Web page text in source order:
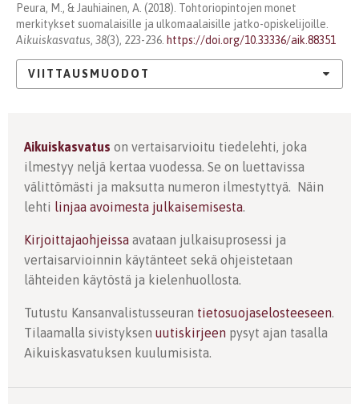
Peura, M., & Jauhiainen, A. (2018). Tohtoriopintojen monet
merkitykset suomalaisille ja ulkomaalaisille jatko-opiskelijoille.
Aikuiskasvatus, 38(3), 223-236. https://doi.org/10.33336/aik.88351
VIITTAUSMUODOT
Aikuiskasvatus on vertaisarvioitu tiedelehti, joka
ilmestyy neljä kertaa vuodessa. Se on luettavissa
välittömästi ja maksutta numeron ilmestyttyä. Näin
lehti linjaa avoimesta julkaisemisesta.
Kirjoittajaohjeissa avataan julkaisuprosessi ja
vertaisarvioinnin käytänteet sekä ohjeistetaan
lähteiden käytöstä ja kielenhuollosta.
Tutustu Kansanvalistusseuran tietosuojaselosteeseen.
Tilaamalla sivistyksen uutiskirjeen pysyt ajan tasalla
Aikuiskasvatuksen kuulumisista.